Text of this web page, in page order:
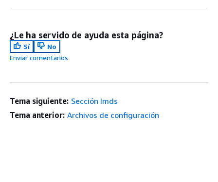
¿Le ha servido de ayuda esta página?
Sí
No
Enviar comentarios
Tema siguiente: Sección Imds
Tema anterior: Archivos de configuración